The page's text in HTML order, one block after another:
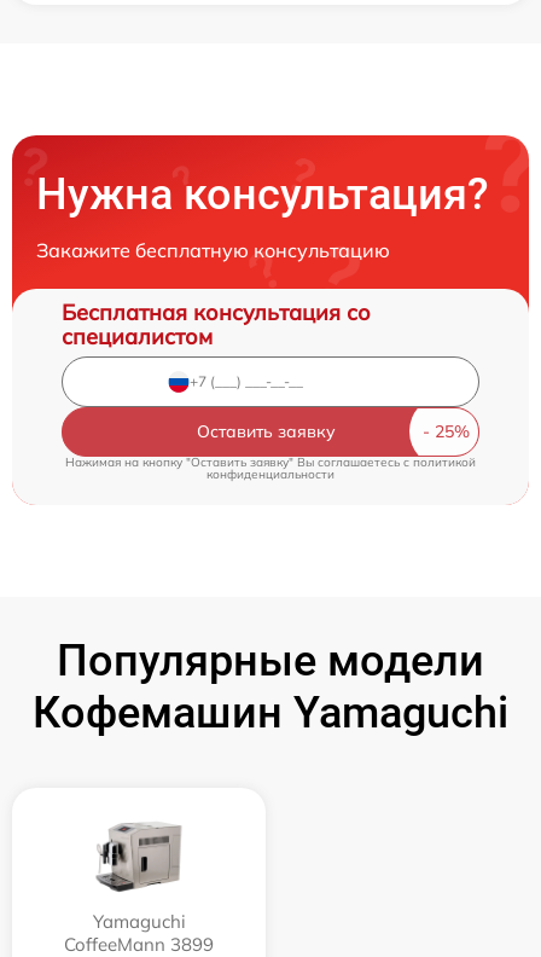
Нужна консультация?
Закажите бесплатную консультацию
Бесплатная консультация со
специалистом
Оставить заявку
Нажимая на кнопку "Оставить заявку" Вы соглашаетесь cполитикой
конфиденциальности
Популярные модели
Кофемашин Yamaguchi
Yamaguchi
CoffeeMann 3899